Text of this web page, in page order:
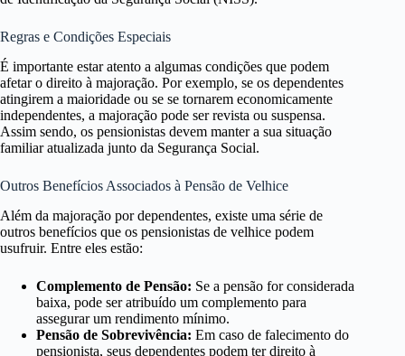
Regras e Condições Especiais
É importante estar atento a algumas condições que podem
afetar o direito à majoração. Por exemplo, se os dependentes
atingirem a maioridade ou se se tornarem economicamente
independentes, a majoração pode ser revista ou suspensa.
Assim sendo, os pensionistas devem manter a sua situação
familiar atualizada junto da Segurança Social.
Outros Benefícios Associados à Pensão de Velhice
Além da majoração por dependentes, existe uma série de
outros benefícios que os pensionistas de velhice podem
usufruir. Entre eles estão:
Complemento de Pensão: Se a pensão for considerada
baixa, pode ser atribuído um complemento para
assegurar um rendimento mínimo.
Pensão de Sobrevivência: Em caso de falecimento do
pensionista, seus dependentes podem ter direito à